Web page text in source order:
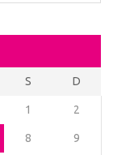
S D
1 2
8 9